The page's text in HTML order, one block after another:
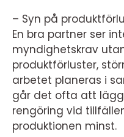
– Syn på
En bra partner ser
myndighetskrav
produktförluster,
arbetet planeras i
går det ofta att
rengöring vid
produktionen minst.